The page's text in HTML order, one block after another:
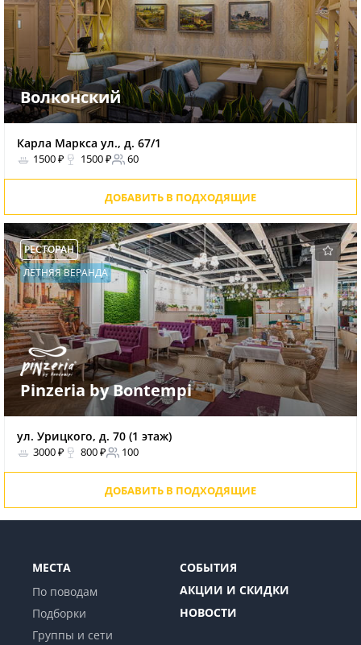
Волконский
Карла Маркса ул., д. 67/1
1500 ₽ 1500 ₽ 60
ДОБАВИТЬ В ПОДХОДЯЩИЕ
РЕСТОРАН
ЛЕТНЯЯ ВЕРАНДА
Pinzeria by Bontempi
ул. Урицкого, д. 70 (1 этаж)
3000 ₽ 800 ₽ 100
ДОБАВИТЬ В ПОДХОДЯЩИЕ
МЕСТА
По поводам
Подборки
Группы и сети
СОБЫТИЯ
АКЦИИ И СКИДКИ
НОВОСТИ